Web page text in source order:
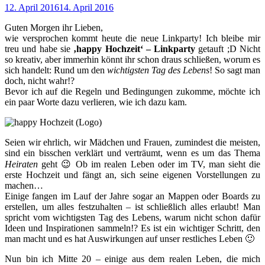
12. April 201614. April 2016
Guten Morgen ihr Lieben,
wie versprochen kommt heute die neue Linkparty! Ich bleibe mir
treu und habe sie ‚happy Hochzeit‘ – Linkparty getauft ;D Nicht
so kreativ, aber immerhin könnt ihr schon draus schließen, worum es
sich handelt: Rund um den wichtigsten Tag des Lebens! So sagt man
doch, nicht wahr!?
Bevor ich auf die Regeln und Bedingungen zukomme, möchte ich
ein paar Worte dazu verlieren, wie ich dazu kam.
Seien wir ehrlich, wir Mädchen und Frauen, zumindest die meisten,
sind ein bisschen verklärt und verträumt, wenn es um das Thema
Heiraten geht 😉 Ob im realen Leben oder im TV, man sieht die
erste Hochzeit und fängt an, sich seine eigenen Vorstellungen zu
machen…
Einige fangen im Lauf der Jahre sogar an Mappen oder Boards zu
erstellen, um alles festzuhalten – ist schließlich alles erlaubt! Man
spricht vom wichtigsten Tag des Lebens, warum nicht schon dafür
Ideen und Inspirationen sammeln!? Es ist ein wichtiger Schritt, den
man macht und es hat Auswirkungen auf unser restliches Leben 🙂
Nun bin ich Mitte 20 – einige aus dem realen Leben, die mich